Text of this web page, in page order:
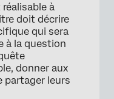
à
doit décrire
qui sera
à la question
donner aux
partager leurs